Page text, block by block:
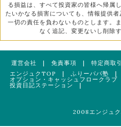
る損益は、すべて投資家の皆様へ帰属
たいかなる損害についても、情報提供
一切の責任を負わないものとします。
なく追記、変更ないし削除
運営会社 | 免責事項 | 特定商取
エンジュクTOP
| ふりーパパ塾 |
オプション・キャッシュフロークラブ
投資日記ステーション
|
2008エンジュ